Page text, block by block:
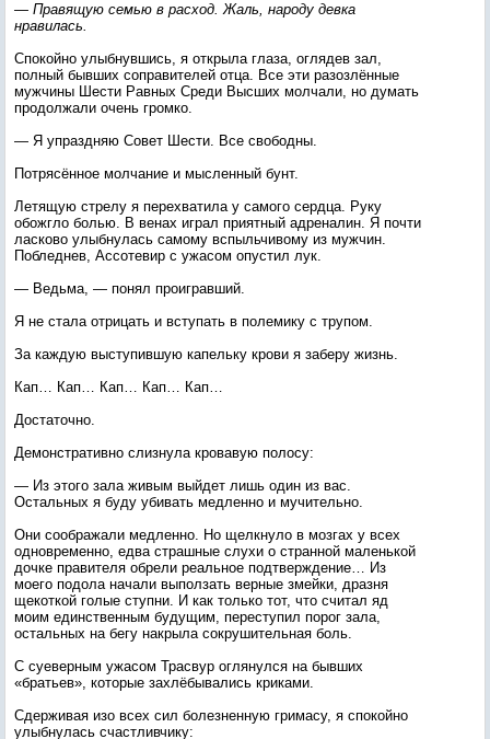
— Правящую семью в расход. Жаль, народу девка
нравилась.
Спокойно улыбнувшись, я открыла глаза, оглядев зал,
полный бывших соправителей отца. Все эти разозлённые
мужчины Шести Равных Среди Высших молчали, но думать
продолжали очень громко.
— Я упраздняю Совет Шести. Все свободны.
Потрясённое молчание и мысленный бунт.
Летящую стрелу я перехватила у самого сердца. Руку
обожгло болью. В венах играл приятный адреналин. Я почти
ласково улыбнулась самому вспыльчивому из мужчин.
Побледнев, Ассотевир с ужасом опустил лук.
— Ведьма, — понял проигравший.
Я не стала отрицать и вступать в полемику с трупом.
За каждую выступившую капельку крови я заберу жизнь.
Кап… Кап… Кап… Кап… Кап…
Достаточно.
Демонстративно слизнула кровавую полосу:
— Из этого зала живым выйдет лишь один из вас.
Остальных я буду убивать медленно и мучительно.
Они соображали медленно. Но щелкнуло в мозгах у всех
одновременно, едва страшные слухи о странной маленькой
дочке правителя обрели реальное подтверждение… Из
моего подола начали выползать верные змейки, дразня
щекоткой голые ступни. И как только тот, что считал яд
моим единственным будущим, переступил порог зала,
остальных на бегу накрыла сокрушительная боль.
С суеверным ужасом Трасвур оглянулся на бывших
«братьев», которые захлёбывались криками.
Сдерживая изо всех сил болезненную гримасу, я спокойно
улыбнулась счастливчику: